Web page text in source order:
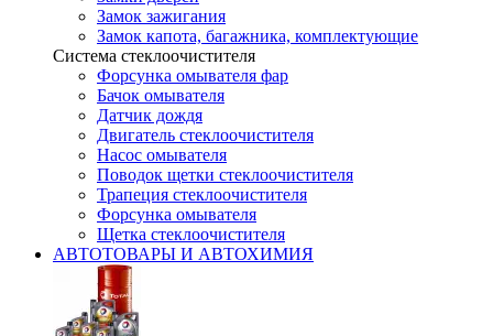
Замок зажигания
Замок капота, багажника, комплектующие
Система стеклоочистителя
Форсунка омывателя фар
Бачок омывателя
Датчик дождя
Двигатель стеклоочистителя
Насос омывателя
Поводок щетки стеклоочистителя
Трапеция стеклоочистителя
Форсунка омывателя
Щетка стеклоочистителя
АВТОТОВАРЫ И АВТОХИМИЯ